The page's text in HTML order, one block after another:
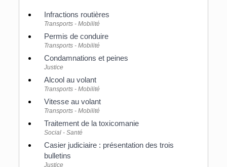
Infractions routières
Transports - Mobilité
Permis de conduire
Transports - Mobilité
Condamnations et peines
Justice
Alcool au volant
Transports - Mobilité
Vitesse au volant
Transports - Mobilité
Traitement de la toxicomanie
Social - Santé
Casier judiciaire : présentation des trois
bulletins
Justice